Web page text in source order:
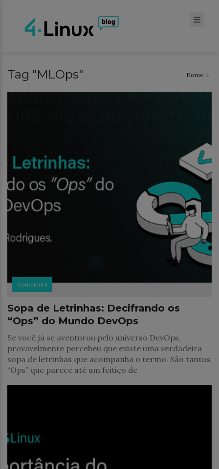
Tag "MLOps" Home
Containers
Sopa de Letrinhas: Decifrando os
“Ops” do Mundo DevOps
Se você já se aventurou pelo universo DevOps,
provavelmente percebeu que existe uma verdadeira
sopa de letrinhas que acompanha o termo. São tantos
“Ops” que parece até um feitiço de